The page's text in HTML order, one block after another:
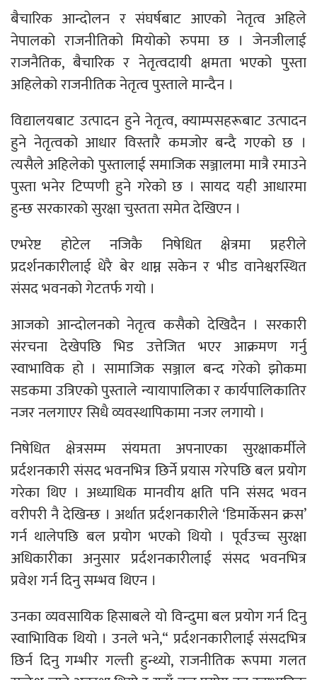
बैचारिक आन्दोलन र संघर्षबाट आएको नेतृत्व अहिले
नेपालको राजनीतिको मियोको रुपमा छ । जेनजीलाई
राजनैतिक, बैचारिक र नेतृत्वदायी क्षमता भएको पुस्ता
अहिलेको राजनीतिक नेतृत्व पुस्ताले मान्दैन ।
विद्यालयबाट उत्पादन हुने नेतृत्व, क्याम्पसहरूबाट उत्पादन
हुने नेतृत्वको आधार विस्तारै कमजोर बन्दै गएको छ ।
त्यसैले अहिलेको पुस्तालाई समाजिक सञ्जालमा मात्रै रमाउने
पुस्ता भनेर टिप्पणी हुने गरेको छ । सायद यही आधारमा
हुन्छ सरकारको सुरक्षा चुस्तता समेत देखिएन ।
एभरेष्ट होटेल नजिकै निषेधित क्षेत्रमा प्रहरीले
प्रदर्शनकारीलाई धेरै बेर थाम्न सकेन र भीड वानेश्वरस्थित
संसद भवनको गेटतर्फ गयो ।
आजको आन्दोलनको नेतृत्व कसैको देखिदैन । सरकारी
संरचना देखेपछि भिड उत्तेजित भएर आक्रमण गर्नु
स्वाभाविक हो । सामाजिक सञ्जाल बन्द गरेको झोकमा
सडकमा उत्रिएको पुस्ताले न्यायापालिका र कार्यपालिकातिर
नजर नलगाएर सिधै व्यवस्थापिकामा नजर लगायो ।
निषेधित क्षेत्रसम्म संयमता अपनाएका सुरक्षाकर्मीले
प्रर्दशनकारी संसद भवनभित्र छिर्ने प्रयास गरेपछि बल प्रयोग
गरेका थिए । अध्याधिक मानवीय क्षति पनि संसद भवन
वरीपरी नै देखिन्छ । अर्थात प्रर्दशनकारीले ‘डिमार्केसन क्रस’
गर्न थालेपछि बल प्रयोग भएको थियो । पूर्वउच्च सुरक्षा
अधिकारीका अनुसार प्रर्दशनकारीलाई संसद भवनभित्र
प्रवेश गर्न दिनु सम्भव थिएन ।
उनका व्यवसायिक हिसाबले यो विन्दुमा बल प्रयोग गर्न दिनु
स्वाभिाविक थियो । उनले भने,“ प्रर्दशनकारीलाई संसदभित्र
छिर्न दिनु गम्भीर गल्ती हुन्थ्यो, राजनीतिक रूपमा गलत